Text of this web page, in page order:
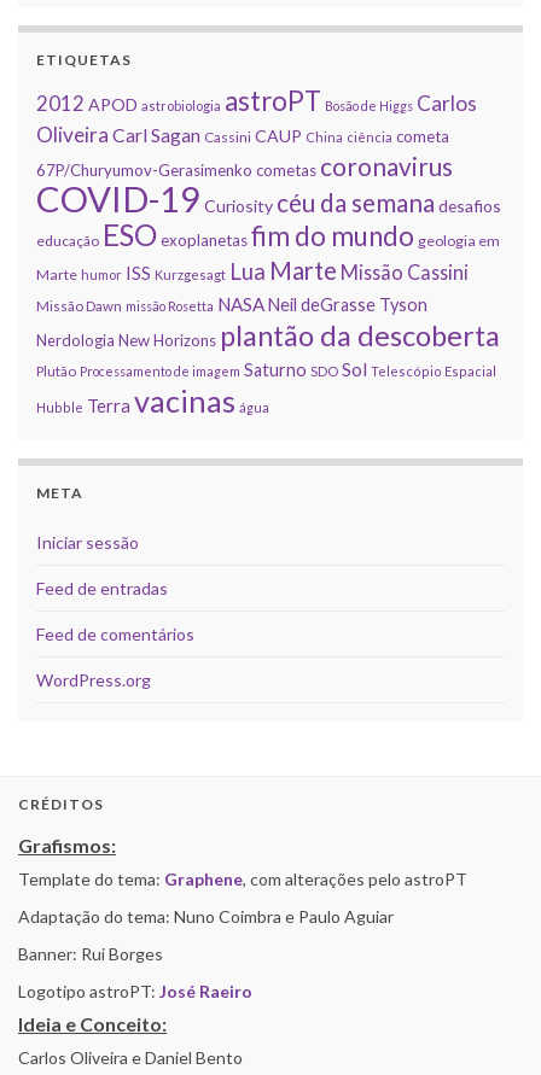
ETIQUETAS
2012 APOD astrobiologia astroPT Bosão de Higgs Carlos
Oliveira Carl Sagan Cassini CAUP China ciência cometa
67P/Churyumov-Gerasimenko cometas coronavirus
COVID-19 Curiosity céu da semana desafios
educação ESOexoplanetasfim do mundo geologia em
Marte humor ISS Kurzgesagt Lua Marte Missão Cassini
Missão Dawn missão Rosetta NASANeil deGrasse Tyson
Nerdologia New Horizons plantão da descoberta
Plutão Processamento de imagem Saturno SDO Sol Telescópio Espacial
Hubble Terra vacinas água
META
Iniciar sessão
Feed de entradas
Feed de comentários
WordPress.org
CRÉDITOS
Grafismos:
Template do tema: Graphene, com alterações pelo astroPT
Adaptação do tema: Nuno Coimbra e Paulo Aguiar
Banner: Rui Borges
Logotipo astroPT: José Raeiro
Ideia e Conceito:
Carlos Oliveira e Daniel Bento